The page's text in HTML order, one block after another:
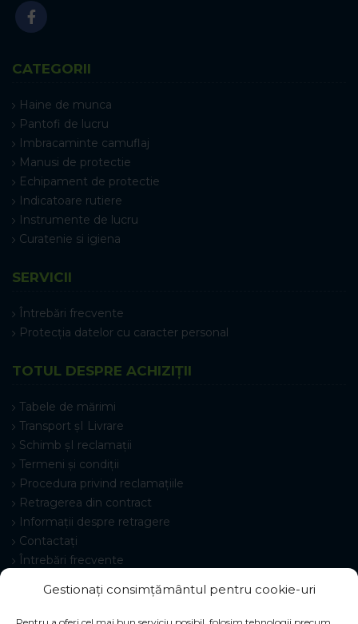
Gestionați consimțământul pentru cookie-uri
CATEGORII
Haine de munca
Pantofi de lucru
Imbracaminte camuflaj
Manusi de protectie
Echipament de protectie
Indicatoare rutiere
Instrumente de lucru
Curatenie si igiena
SERVICII
Întrebări frecvente
Protecția datelor cu caracter personal
TOTUL DESPRE ACHIZIȚII
Tabele de mărimi
Transport șI Livrare
Schimb șI reclamații
Termeni și condiții
Procedura privind reclamațiile
Retragerea din contract
Informații despre retragere
Contactați
Întrebări frecvente